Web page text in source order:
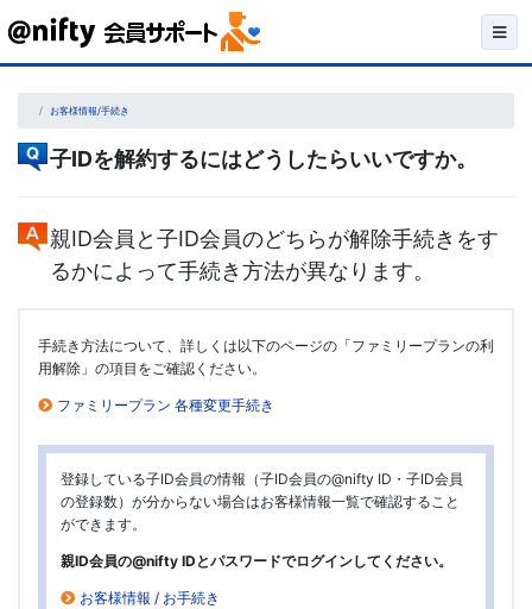
Skip
content お客様情報/手続き
子IDを解約するにはどうしたらいいですか。
親ID会員と子ID会員のどちらが解除手続きをす
るかによって手続き方法が異なります。
手続き方法について、詳しくは以下のページの「ファミリープランの利
用解除」の項目をご確認ください。
ファミリープラン 各種変更手続き
登録している子ID会員の情報（子ID会員の@nifty ID・子ID会員
の登録数）が分からない場合はお客様情報一覧で確認すること
ができます。
親ID会員の@nifty IDとパスワードでログインしてください。
お客様情報 / お手続き